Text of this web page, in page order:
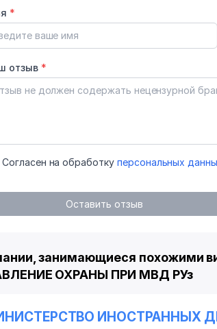
*
отзыв *
Согласен на обработку персональных
Оставить отзыв
занимающиеся похожими
ОХРАНЫ ПРИ МВД РУз
ИНОСТРАННЫХ